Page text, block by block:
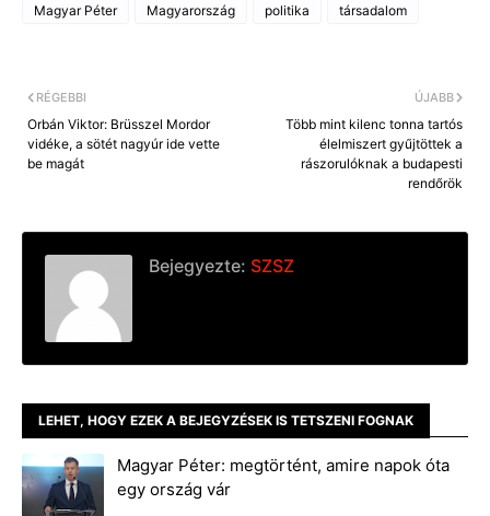
Magyar Péter Magyarország politika társadalom
ÚJABB
Több mint kilenc tonna tartós
élelmiszert gyűjtöttek a
rászorulóknak a budapesti
rendőrök
RÉGEBBI
Orbán Viktor: Brüsszel Mordor
vidéke, a sötét nagyúr ide vette
be magát
Bejegyezte: SZSZ
LEHET, HOGY EZEK A BEJEGYZÉSEK IS TETSZENI FOGNAK
Magyar Péter: megtörtént, amire napok óta
egy ország vár